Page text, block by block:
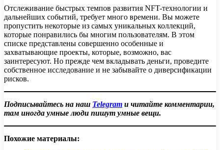
Отслеживание быстрых темпов развития NFT-технологии и
дальнейших событий, требует много времени. Вы можете
пропустить некоторые из самых уникальных коллекций,
которые понравились бы многим пользователям. В этом
списке представлены совершенно особенные и
захватывающие проекты, которые, возможно, вас
заинтересуют. Но прежде чем вкладывать деньги, проведите
собственное исследование и не забывайте о диверсификации
рисков.
Подписывайтесь на наш Telegram и читайте комментарии,
там иногда умные люди пишут умные вещи.
Похожие материалы: